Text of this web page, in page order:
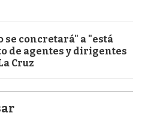
se concretará" a "está
de agentes y dirigentes
Cruz